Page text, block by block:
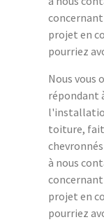
projet en
pourriez
Nous vous
répondant
toiture,
à nous
projet en
pourriez